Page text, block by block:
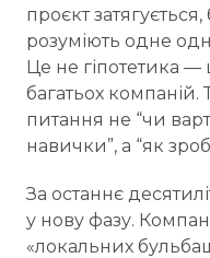
проєкт
розуміють одне
Це не гіпотетика
багатьох компаній.
питання не “чи
навички”, а “як
За останнє
у нову фазу.
«локальних